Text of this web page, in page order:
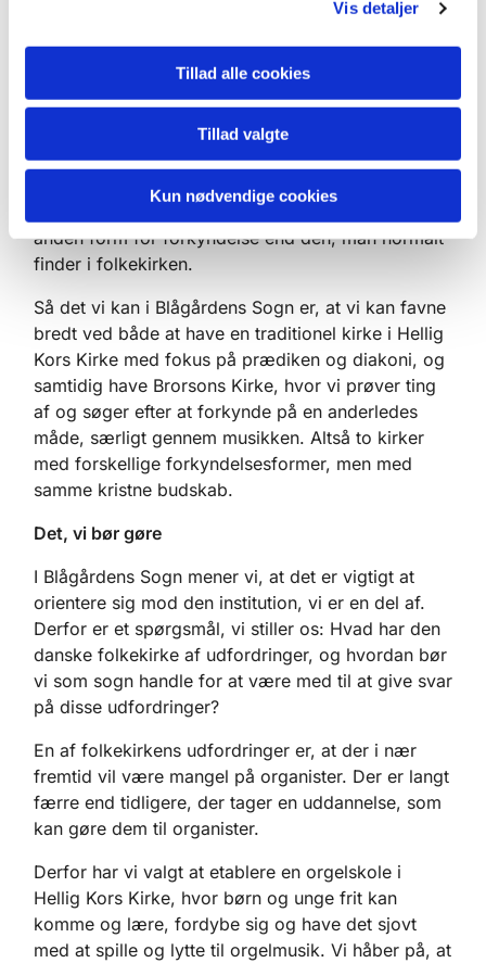
Vis detaljer
Tillad alle cookies
Tillad valgte
Kun nødvendige cookies
lave kirke på en anderledes måde. En måde, der
I Brorsons Kirke laver vi for eksempel store
jazzmesser og har en musisk eksperimentel profil.
Ved at være en kirke, der afviger fra det mere
traditionelle, favner vi nogle mennesker, der måske
ikke normalt ville søge kirken, men som nu finder
mening i at komme i kirkerummet og høre en
anden form for forkyndelse end den, man normalt
finder i folkekirken.
Så det vi kan i Blågårdens Sogn er, at vi kan favne
bredt ved både at have en traditionel kirke i Hellig
Kors Kirke med fokus på prædiken og diakoni, og
samtidig have Brorsons Kirke, hvor vi prøver ting
af og søger efter at forkynde på en anderledes
måde, særligt gennem musikken. Altså to kirker
med forskellige forkyndelsesformer, men med
samme kristne budskab.
Det, vi bør gøre
I Blågårdens Sogn mener vi, at det er vigtigt at
orientere sig mod den institution, vi er en del af.
Derfor er et spørgsmål, vi stiller os: Hvad har den
danske folkekirke af udfordringer, og hvordan bør
vi som sogn handle for at være med til at give svar
på disse udfordringer?
En af folkekirkens udfordringer er, at der i nær
fremtid vil være mangel på organister. Der er langt
færre end tidligere, der tager en uddannelse, som
kan gøre dem til organister.
Derfor har vi valgt at etablere en orgelskole i
Hellig Kors Kirke, hvor børn og unge frit kan
komme og lære, fordybe sig og have det sjovt
med at spille og lytte til orgelmusik. Vi håber på, at